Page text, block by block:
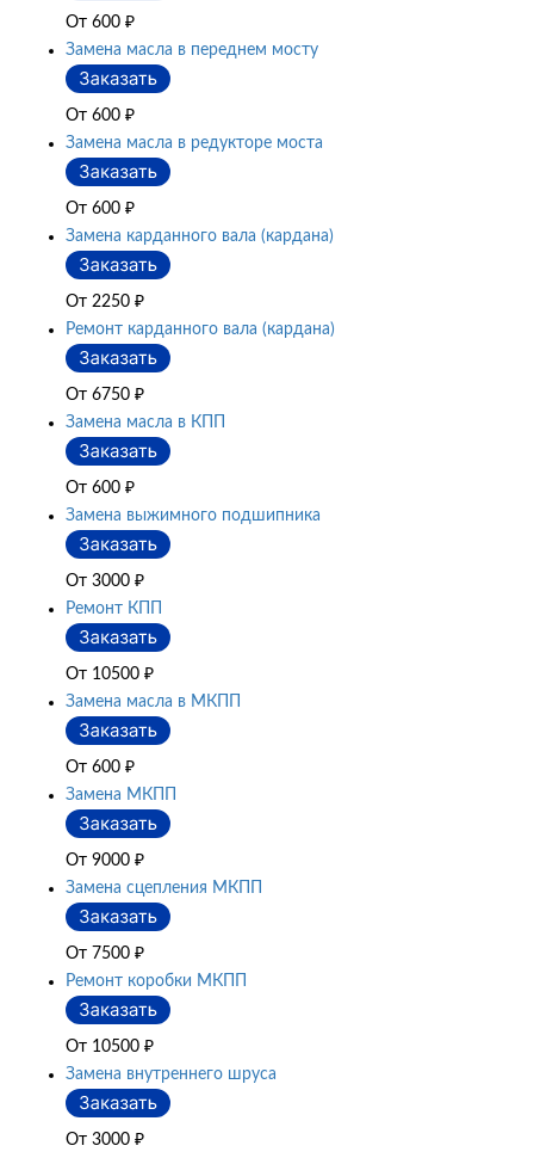
От 600 ₽
Замена масла в переднем мосту
От 600 ₽
Замена масла в редукторе моста
От 600 ₽
Замена карданного вала (кардана)
От 2250 ₽
Ремонт карданного вала (кардана)
От 6750 ₽
Замена масла в КПП
От 600 ₽
Замена выжимного подшипника
От 3000 ₽
Ремонт КПП
От 10500 ₽
Замена масла в МКПП
От 600 ₽
Замена МКПП
От 9000 ₽
Замена сцепления МКПП
От 7500 ₽
Ремонт коробки МКПП
От 10500 ₽
Замена внутреннего шруса
От 3000 ₽